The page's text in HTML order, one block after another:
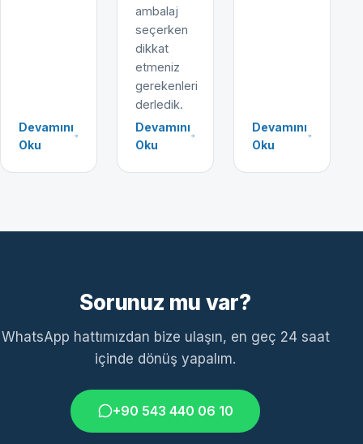
Devamını
Oku
ambalaj
seçerken
dikkat
etmeniz
gerekenleri
derledik.
Devamını
Oku
Devamını
Oku
Sorunuz mu var?
WhatsApp hattımızdan bize ulaşın, en geç 24 saat
içinde dönüş yapalım.
+90 543 440 06 10